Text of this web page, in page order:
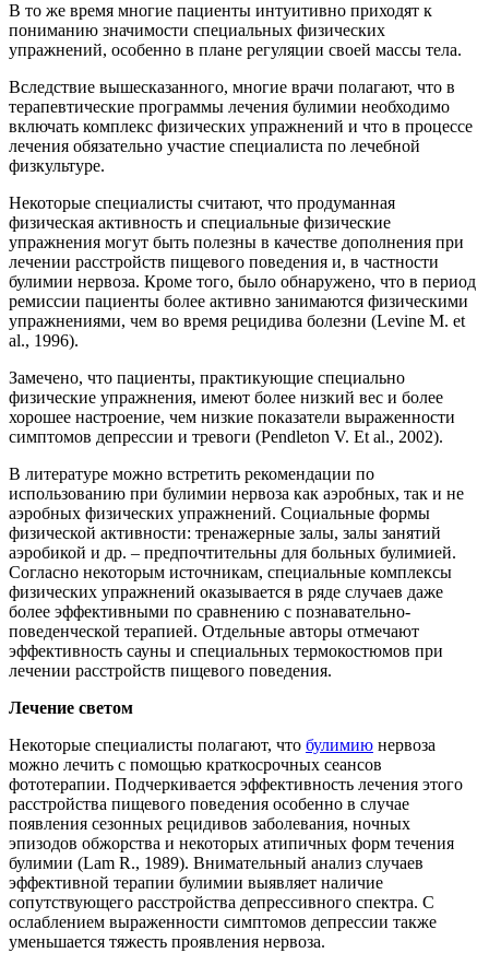
В то же время многие пациенты интуитивно приходят к
пониманию значимости специальных физических
упражнений, особенно в плане регуляции своей массы тела.
Вследствие вышесказанного, многие врачи полагают, что в
терапевтические программы лечения булимии необходимо
включать комплекс физических упражнений и что в процессе
лечения обязательно участие специалиста по лечебной
физкультуре.
Некоторые специалисты считают, что продуманная
физическая активность и специальные физические
упражнения могут быть полезны в качестве дополнения при
лечении расстройств пищевого поведения и, в частности
булимии нервоза. Кроме того, было обнаружено, что в период
ремиссии пациенты более активно занимаются физическими
упражнениями, чем во время рецидива болезни (Levine M. et
al., 1996).
Замечено, что пациенты, практикующие специально
физические упражнения, имеют более низкий вес и более
хорошее настроение, чем низкие показатели выраженности
симптомов депрессии и тревоги (Pendleton V. Et al., 2002).
В литературе можно встретить рекомендации по
использованию при булимии нервоза как аэробных, так и не
аэробных физических упражнений. Социальные формы
физической активности: тренажерные залы, залы занятий
аэробикой и др. – предпочтительны для больных булимией.
Согласно некоторым источникам, специальные комплексы
физических упражнений оказывается в ряде случаев даже
более эффективными по сравнению с познавательно-
поведенческой терапией. Отдельные авторы отмечают
эффективность сауны и специальных термокостюмов при
лечении расстройств пищевого поведения.
Лечение светом
Некоторые специалисты полагают, что булимию нервоза
можно лечить с помощью краткосрочных сеансов
фототерапии. Подчеркивается эффективность лечения этого
расстройства пищевого поведения особенно в случае
появления сезонных рецидивов заболевания, ночных
эпизодов обжорства и некоторых атипичных форм течения
булимии (Lam R., 1989). Внимательный анализ случаев
эффективной терапии булимии выявляет наличие
сопутствующего расстройства депрессивного спектра. С
ослаблением выраженности симптомов депрессии также
уменьшается тяжесть проявления нервоза.